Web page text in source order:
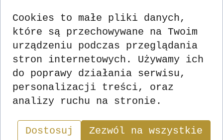
Wyniki
II Liga Wyniki >>> zobacz <<<
III Liga Wyniki>>> zobacz <<<
IV Liga Wyniki>>> zobacz <<<
"W skacie wygrywa nie ten, kto ma najlepsze karty,
lecz ten, kto najlepiej nimi gra.”
Cookies to małe pliki danych,
które są przechowywane na Twoim
urządzeniu podczas przeglądania
stron internetowych. Używamy ich
do poprawy działania serwisu,
personalizacji treści, oraz
analizy ruchu na stronie.
Dostosuj Zezwól na wszystkie